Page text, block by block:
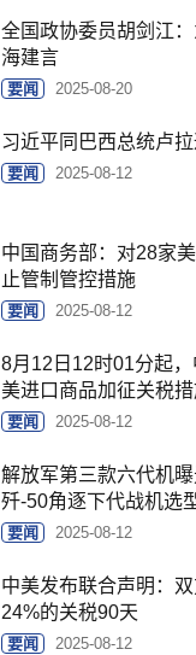
全国政协委员胡剑江
海建言
要闻 2025-08-20
习近平同巴西总统卢
要闻 2025-08-12
中国商务部：对28家
止管制管控措施
要闻 2025-08-12
8月12日12时01分起
美进口商品加征关税
要闻 2025-08-12
解放军第三款六代机
歼-50角逐下代战机选
要闻 2025-08-12
中美发布联合声明：
24%的关税90天
要闻 2025-08-12